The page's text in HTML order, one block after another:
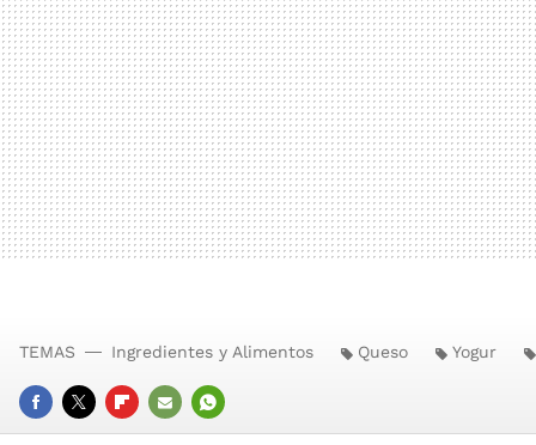
FACEBOOK
TWITTERFLIPBOARD
E-
WHATSAPP
TEMAS Ingredientes y Alimentos Queso Yogur